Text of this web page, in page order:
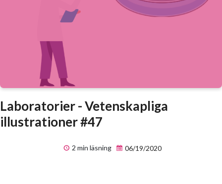
Laboratorier - Vetenskapliga
illustrationer #47
2 min läsning 06/19/2020